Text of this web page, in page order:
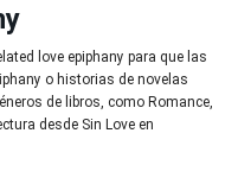
love epiphany para que las
o historias de novelas
de libros, como Romance,
desde Sin Love en